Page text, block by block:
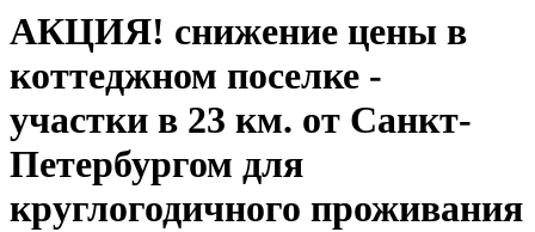
АКЦИЯ! снижение цены в
коттеджном поселке -
участки в 23 км. от Санкт-
Петербургом для
круглогодичного проживания